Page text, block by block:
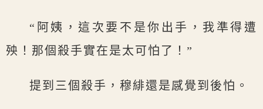
“阿姨，這次要不是你出手，我準得遭
殃！那個殺手實在是太可怕了！”
提到三個殺手，穆緋還是感覺到後怕。